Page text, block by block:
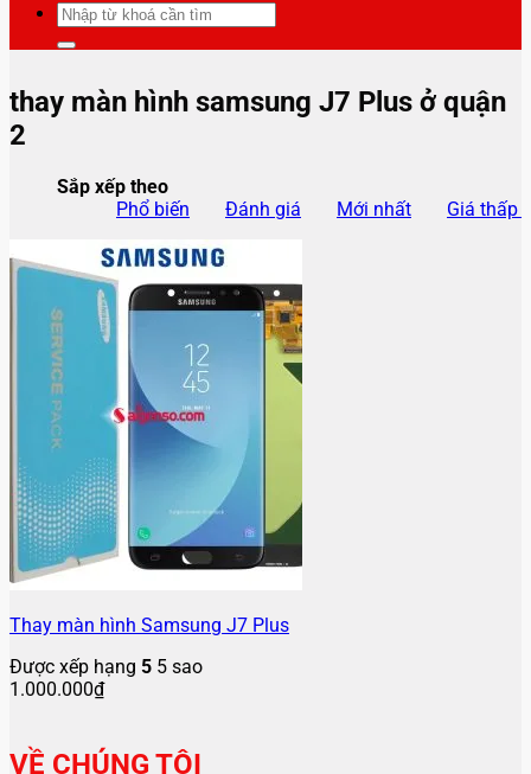
Tìm
kiếm:
thay màn hình samsung J7 Plus ở quận
2
Sắp xếp theo
Phổ biến
Đánh giá Mới nhất Giá thấp
Thay màn hình Samsung J7 Plus
Được xếp hạng 5 5 sao
1.000.000₫
VỀ CHÚNG TÔI